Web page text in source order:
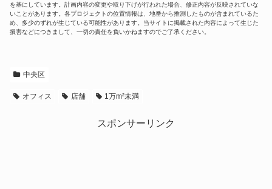
を基にしています。計画内容の変更や取り下げが行われた場合、修正内容が反映されていな
いことがあります。各プロジェクトの位置情報は、地番から推測したものが含まれているた
め、多少のずれが生じている可能性があります。当サイトに掲載された内容によって生じた
損害などにつきまして、一切の責任を負いかねますのでご了承ください。
中央区
オフィス 店舗 1万m²未満
スポンサーリンク